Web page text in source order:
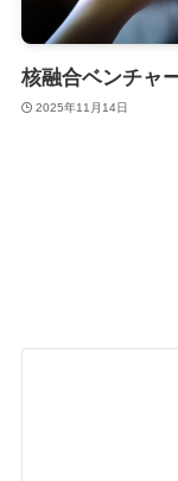
核融合ベンチャ
2025年11月14日